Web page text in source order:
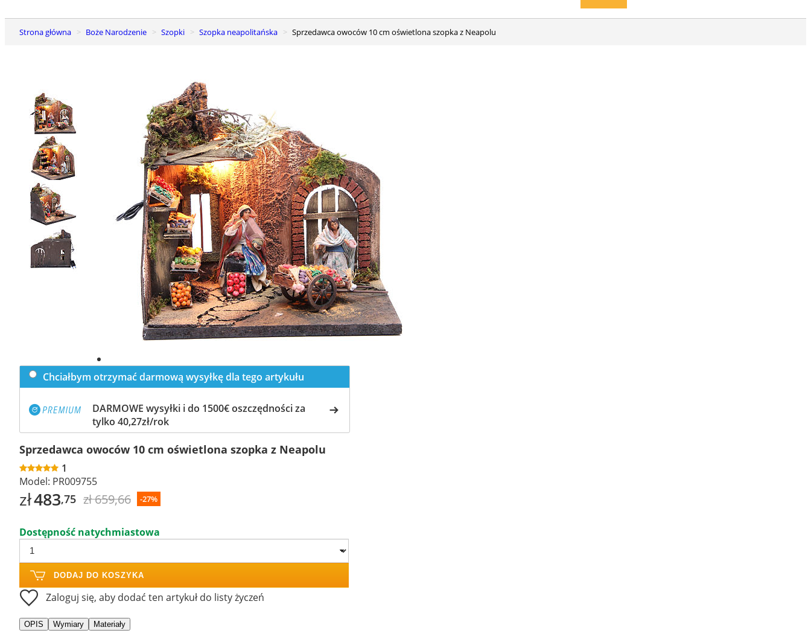
Strona główna Boże Narodzenie Szopki Szopka neapolitańska Sprzedawca owoców 10 cm oświetlona szopka z Neapolu
Chciałbym otrzymać darmową wysyłkę dla tego artykułu
DARMOWE wysyłki i do 1500€ oszczędności za
tylko 40,27zł/rok
Sprzedawca owoców 10 cm oświetlona szopka z Neapolu
1
Model: PR009755
zł483,75 zł 659,66 -27%
Dostępność natychmiastowa
DODAJ DO KOSZYKA
Zaloguj się, aby dodać ten artykuł do listy życzeń
OPIS Wymiary Materiały